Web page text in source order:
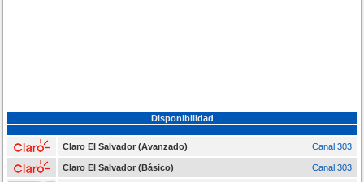
Disponibilidad
Claro El Salvador (Avanzado) Canal 303
Claro El Salvador (Básico) Canal 303